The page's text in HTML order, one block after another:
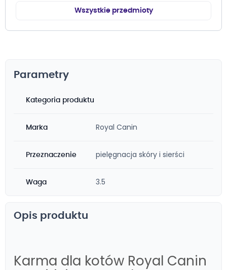
Wszystkie przedmioty
Parametry
Kategoria produktu
Marka Royal Canin
Przeznaczenie pielęgnacja skóry i sierści
Waga 3.5
Opis produktu
Karma dla kotów Royal Canin